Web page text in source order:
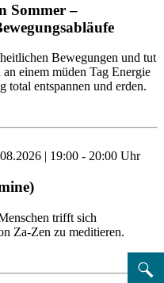
Sommer –
Bewegungen und tut
einem müden Tag Energie
total entspannen und erden.
| 19:00 - 20:00 Uhr
trifft sich
Za-Zen zu meditieren.